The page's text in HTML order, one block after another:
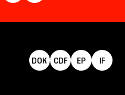
DOK CDF EP IF